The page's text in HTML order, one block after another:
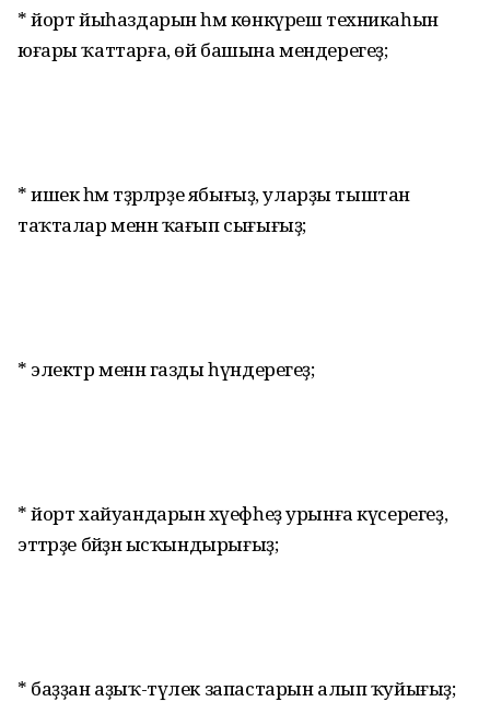
* йорт йыһаздарын һәм көнкүреш техникаһын
юғары ҡаттарға, өй башына мендерегеҙ;
* ишек һәм тәҙрәләрҙе ябығыҙ, уларҙы тыштан
таҡта­лар менән ҡағып сығығыҙ;
* электр менән газды һүндерегеҙ;
* йорт хайуандарын хәүефһеҙ урынға күсерегеҙ,
эттәрҙе бәйҙән ысҡындырығыҙ;
* баҙҙан аҙыҡ-түлек запастарын алып ҡуйығыҙ;